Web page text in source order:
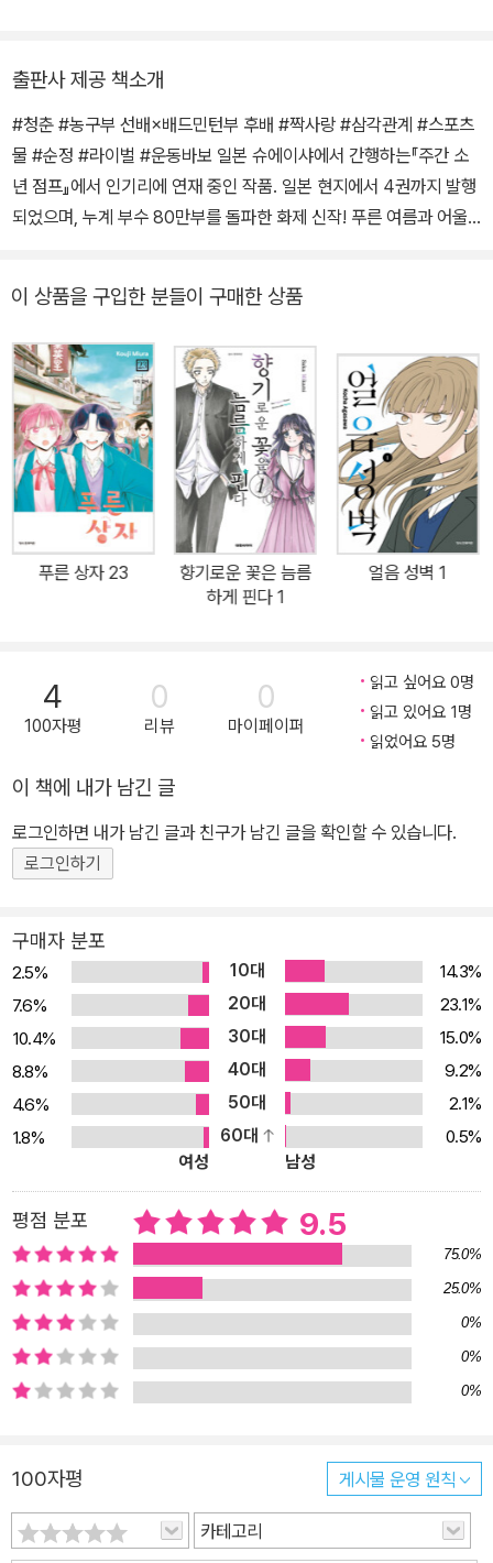
출판사 제공 책소개
#청춘 #농구부 선배×배드민턴부 후배 #짝사랑 #삼각관계 #스포츠
물 #순정 #라이벌 #운동바보 일본 슈에이샤에서 간행하는『주간 소
년 점프』에서 인기리에 연재 중인 작품. 일본 현지에서 4권까지 발행
되었으며, 누계 부수 80만부를 돌파한 화제 신작! 푸른 여름과 어울
배, 카노 치나츠를 짝사랑하고 있었다…. 진지하게 자유 연습을 하는
모습에 마음이 끌렸지만, 생각도 못 했던 사실이 밝혀지는데…?! 눈앞
에 펼쳐진 길은 아득하지만, 마음은 가깝게. 청춘 러브 스토리, 개막.
이 상품을 구입한 분들이 구매한 상품
푸른 상자 23
향기로운 꽃은 늠름
하게 핀다 1
얼음 성벽 1
4
100자평
0
리뷰
0
마이페이퍼
읽고 싶어요 0명
읽고 있어요 1명
읽었어요 5명
이 책에 내가 남긴 글
로그인하면 내가 남긴 글과 친구가 남긴 글을 확인할 수 있습니다.
로그인하기
구매자 분포
2.5% 10대
14.3%
7.6%
20대
23.1%
10.4%
30대
15.0%
8.8%
40대
9.2%
4.6%
50대
2.1%
1.8%
60대
0.5%
여성
남성
평점 분포 9.5
75.0%
25.0%
0%
0%
0%
100자평 게시물 운영 원칙
카테고리